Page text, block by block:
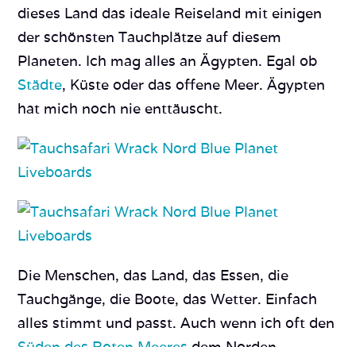
dieses Land das ideale Reiseland mit einigen
der schönsten Tauchplätze auf diesem
Planeten. Ich mag alles an Ägypten. Egal ob
Städte, Küste oder das offene Meer. Ägypten
hat mich noch nie enttäuscht.
Die Menschen, das Land, das Essen, die
Tauchgänge, die Boote, das Wetter. Einfach
alles stimmt und passt. Auch wenn ich oft den